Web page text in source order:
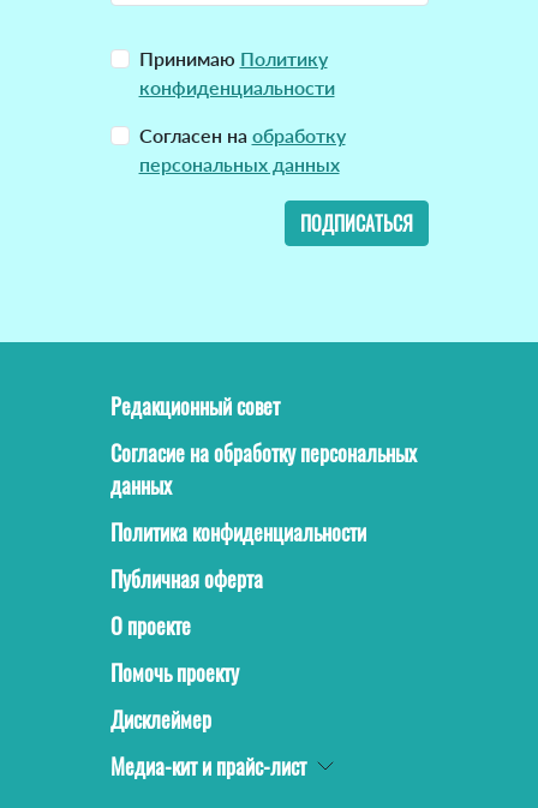
Принимаю Политику
конфиденциальности
Согласен на обработку
персональных данных
ПОДПИСАТЬСЯ
Редакционный совет
Согласие на обработку персональных
данных
Политика конфиденциальности
Публичная оферта
О проекте
Помочь проекту
Дисклеймер
Медиа-кит и прайс-лист